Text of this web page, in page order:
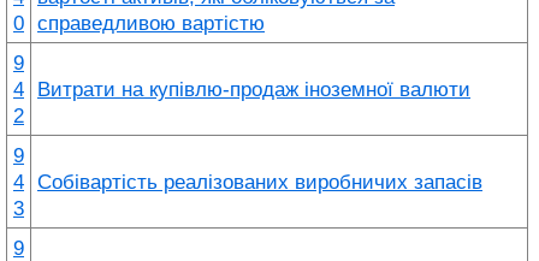
0 справедливою вартістю
9
4
2
Витрати на купівлю-продаж іноземної валюти
9
4
3
Собівартість реалізованих виробничих запасів
9